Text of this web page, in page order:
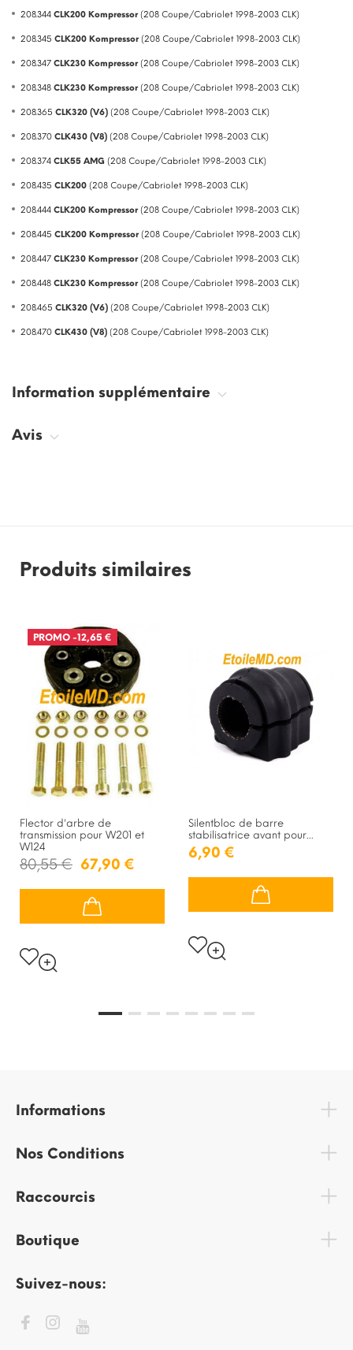
208.344 CLK200 Kompressor(208 Coupe/Cabriolet 1998-2003 CLK)
208.345 CLK200 Kompressor(208 Coupe/Cabriolet 1998-2003 CLK)
208.347 CLK230 Kompressor(208 Coupe/Cabriolet 1998-2003 CLK)
208.348 CLK230 Kompressor(208 Coupe/Cabriolet 1998-2003 CLK)
208.365 CLK320 (V6) (208 Coupe/Cabriolet 1998-2003 CLK)
208.370 CLK430 (V8) (208 Coupe/Cabriolet 1998-2003 CLK)
208.374 CLK55 AMG (208 Coupe/Cabriolet 1998-2003 CLK)
208.435 CLK200 (208 Coupe/Cabriolet 1998-2003 CLK)
208.444 CLK200 Kompressor(208 Coupe/Cabriolet 1998-2003 CLK)
208.445 CLK200 Kompressor(208 Coupe/Cabriolet 1998-2003 CLK)
208.447 CLK230 Kompressor(208 Coupe/Cabriolet 1998-2003 CLK)
208.448 CLK230 Kompressor(208 Coupe/Cabriolet 1998-2003 CLK)
208.465 CLK320 (V6) (208 Coupe/Cabriolet 1998-2003 CLK)
208.470 CLK430 (V8) (208 Coupe/Cabriolet 1998-2003 CLK)
Information supplémentaire
Avis
Produits similaires
PROMO -12,65 €
Flector d'arbre de
transmission pour W201 et
W124
80,55 € 67,90 €
Silentbloc de barre
stabilisatrice avant pour...
6,90 €
Informations
Nos Conditions
Raccourcis
Boutique
Suivez-nous: